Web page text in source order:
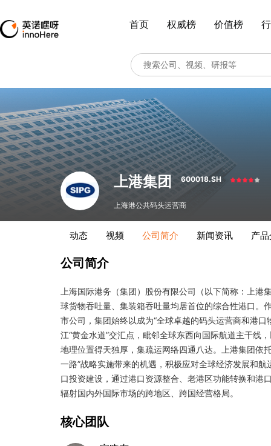
首页 权威榜 价值榜
上港集团 600018.SH
上海港公共码头运营商
动态 视频 公司简介 新闻资讯 产
公司简介
上海国际港务（集团）股份有限公司（以下简称：上
球货物吞吐量、集装箱吞吐量均居首位的综合性港口。
市公司，集团始终以成为“全球卓越的码头运营商和港
江“黄金水道”交汇点，毗邻全球东西向国际航道主干线
地理位置得天独厚，集疏运网络四通八达。上港集团依
一路”战略实施带来的机遇，积极应对全球经济发展和
口投资建设，通过港口资源整合、老港区功能转换和港
辐射国内外国际市场的跨地区、跨国经营格局。
核心团队